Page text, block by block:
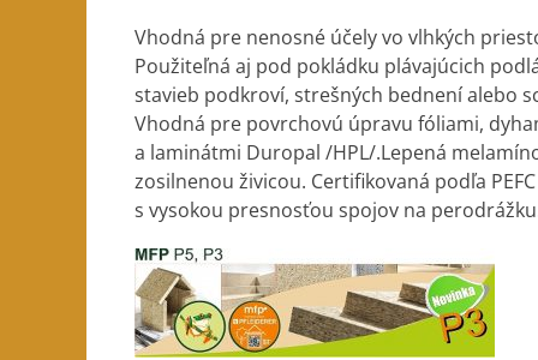
Vhodná pre nenosné účely vo vlhkých
Použiteľná aj pod pokládku plávajúcich
stavieb podkroví, strešných bednení alebo
Vhodná pre povrchovú úpravu fóliami,
a laminátmi Duropal /HPL/.Lepená
zosilnenou živicou. Certifikovaná podľa PEFC
s vysokou presnosťou spojov na